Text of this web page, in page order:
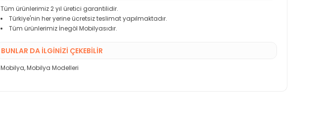
Tüm ürünlerimiz 2 yıl üretici garantilidir.
Türkiye'nin her yerine ücretsiz teslimat yapılmaktadır.
Tüm ürünlerimiz İnegöl Mobilyasıdır.
BUNLAR DA İLGINIZI ÇEKEBILIR
Mobilya,Mobilya Modelleri